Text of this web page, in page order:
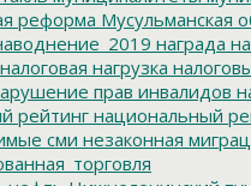
реформа Мусульманская
награда
налоговая нагрузка
прав инвалидов
рейтинг национальный
сми незаконная